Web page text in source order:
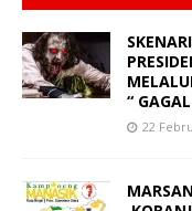
“
22